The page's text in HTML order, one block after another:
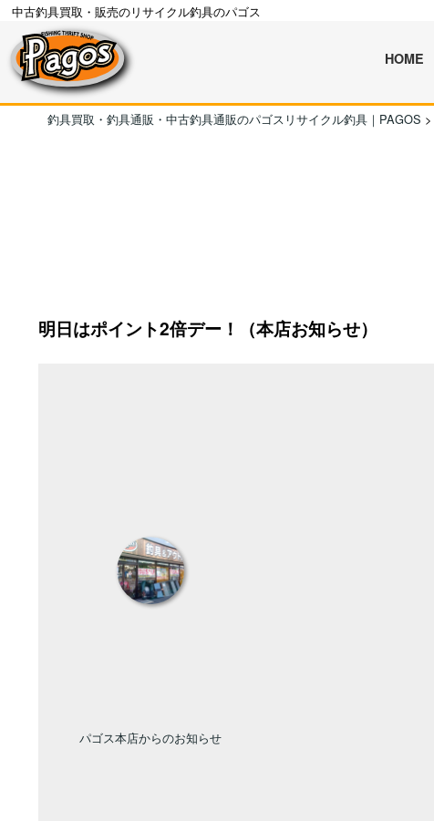
中古釣具買取・販売のリサイクル釣具のパゴス
HOME
釣具買取・釣具通販・中古釣具通販のパゴスリサイクル釣具｜PAGOS >
明日はポイント2倍デー！（本店お知らせ）
パゴス本店からのお知らせ